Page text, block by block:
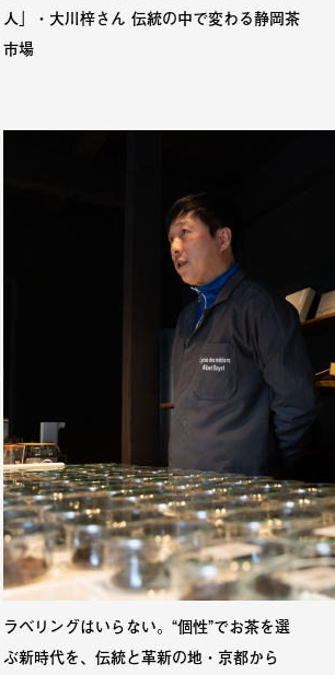
人」・大川梓さん 伝統の中で変わる静岡茶
市場
ラベリングはいらない。“個性”でお茶を選
ぶ新時代を、伝統と革新の地・京都から